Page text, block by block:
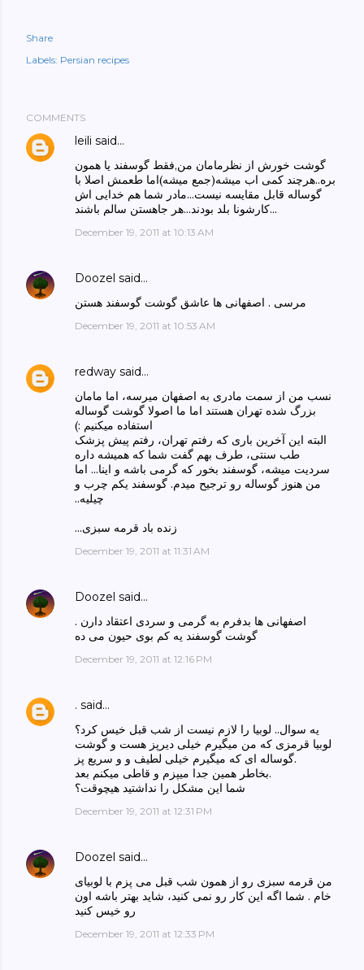
Share
Labels: Persian recipes
COMMENTS
leili said…
گوشت خورش از نظرمامان من,فقط گوسفند یا همون
بره..هرچند کمی اب میشه(جمع میشه)اما طعمش اصلا با
گوساله قابل مقایسه نیست...مادر شما هم خدایی اش
کارشونا بلد بودند...هر جاهستن سالم باشند...
December 19, 2011 at 10:13 AM
Doozel said…
مرسی . اصفهانی ها عاشق گوشت گوسفند هستن
December 19, 2011 at 10:53 AM
redway said…
نسب من از سمت مادری به اصفهان میرسه، اما مامان
بزرگ شده تهران هستند اما ما اصولا گوشت گوساله
استفاده میکنیم :)‏
البته این آخرین باری که رفتم تهران، رفتم پیش پزشک
طب سنتی، طرف بهم گفت شما که همیشه داره
سردیت میشه، گوسفند بخور که گرمی باشه و اینا... اما
من هنوز گوساله رو ترجیح میدم. گوسفند یکم چرب و
چیلیه..‏
زنده باد قرمه سبزی...‏
December 19, 2011 at 11:31 AM
Doozel said…
اصفهانی ها بدفرم به گرمی و سردی اعتقاد دارن .
گوشت گوسفند یه کم بوی حیون می ده
December 19, 2011 at 12:16 PM
. said…
یه سوال.. لوبیا را لازم نیست از شب قبل خیس کرد؟
لوبیا قرمزی که من میگیرم خیلی دیرپز هست و گوشت
گوساله ای که میگیرم خیلی لطیف و و سریع پز.
بخاطر همین جدا میپزم و قاطی میکنم بعد.
شما این مشکل را نداشتید هیچوقت؟
December 19, 2011 at 12:31 PM
Doozel said…
من قرمه سبزی رو از همون شب قبل می پزم با لوبیای
خام . شما اگه این کار رو نمی کنید، شاید بهتر باشه اون
رو خیس کنید
December 19, 2011 at 12:33 PM